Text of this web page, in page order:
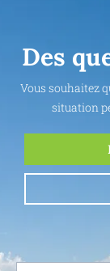
Des
Vous souhaitez
situation